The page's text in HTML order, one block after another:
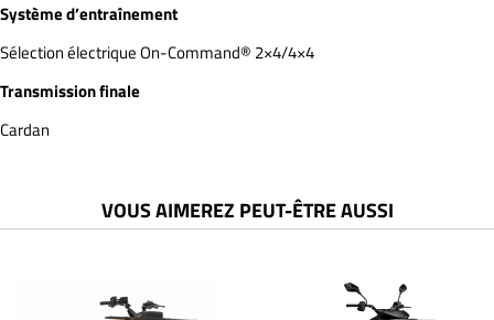
Système d’entraînement
Sélection électrique On-Command® 2×4/4×4
Transmission finale
Cardan
VOUS AIMEREZ PEUT-ÊTRE AUSSI